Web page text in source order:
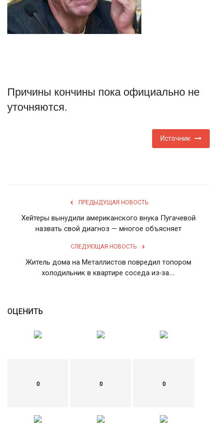
Туризм
Здоровье
Образование
Язык
Причины кончины пока официально не
уточняются.
Источник
ПРЕДЫДУЩАЯ НОВОСТЬ
Хейтеры вынудили американского внука Пугачевой
назвать свой диагноз — многое объясняет
СЛЕДУЮЩАЯ НОВОСТЬ
Житель дома на Металлистов повредил топором
холодильник в квартире соседа из-за...
ОЦЕНИТЬ
0 0 0